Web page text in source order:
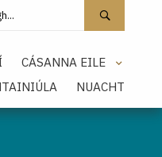
CÁSANNA EILE
NUACHT